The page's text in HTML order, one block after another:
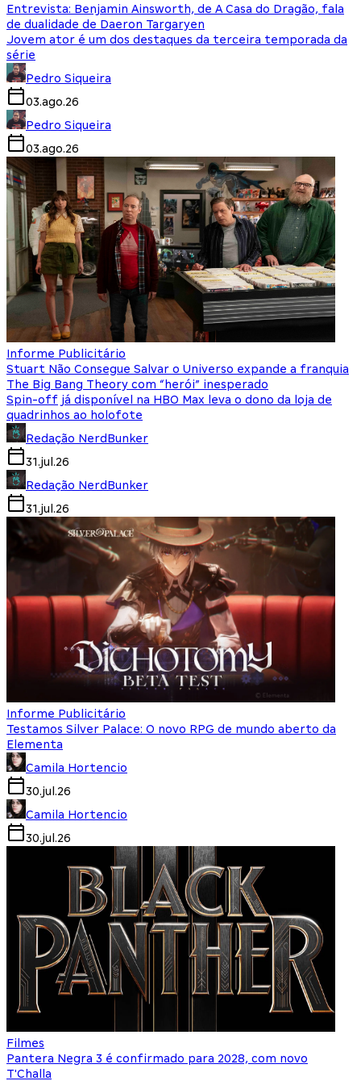
Entrevista: Benjamin Ainsworth, de A Casa do Dragão, fala
de dualidade de Daeron Targaryen
Jovem ator é um dos destaques da terceira temporada da
série
Pedro Siqueira
03.ago.26
Pedro Siqueira
03.ago.26
Informe Publicitário
Stuart Não Consegue Salvar o Universo expande a franquia
The Big Bang Theory com “herói” inesperado
Spin-off já disponível na HBO Max leva o dono da loja de
quadrinhos ao holofote
Redação NerdBunker
31.jul.26
Redação NerdBunker
31.jul.26
Informe Publicitário
Testamos Silver Palace: O novo RPG de mundo aberto da
Elementa
Camila Hortencio
30.jul.26
Camila Hortencio
30.jul.26
Filmes
Pantera Negra 3 é confirmado para 2028, com novo
T'Challa